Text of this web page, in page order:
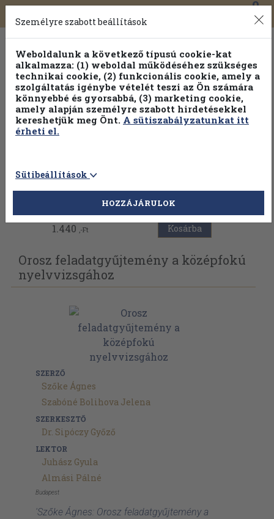
Toggle
navigation
0
Vissza az előző oldalra
1.440 ,-Ft Kosárba
Orosz feladatgyűjtemény a középfokú
nyelvvizsgához
SZERZŐ
Szőke Ágnes
Szabóné Bolihova Jelena
SZERKESZTŐ
Dr. Sipóczy Győző
LEKTOR
Juhász Gyula
Almási Pálné
Budapest
'Szőke Ágnes: Orosz feladatgyűjtemény a
Személyre szabott beállítások
Weboldalunk a következő típusú cookie-kat
alkalmazza: (1) weboldal működéséhez szükséges
technikai cookie, (2) funkcionális cookie, amely a
szolgáltatás igénybe vételét teszi az Ön számára
könnyebbé és gyorsabbá, (3) marketing cookie,
amely alapján személyre szabott hirdetésekkel
kereshetjük meg Önt. A sütiszabályzatunkat itt
érheti el.
Sütibeállítások
HOZZÁJÁRULOK